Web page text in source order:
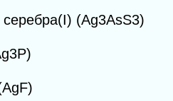
серебра(I) (Ag3AsS3)